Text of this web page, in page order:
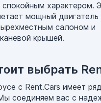
спокойным характером.
мощный двигатель
салоном и
крышей.
выбрать
с Rent.Cars имеет ряд
соединяем вас с